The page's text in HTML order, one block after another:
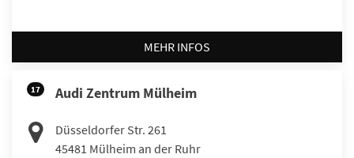
MEHR INFOS
17 Audi Zentrum Mülheim
Düsseldorfer Str. 261
45481 Mülheim an der Ruhr